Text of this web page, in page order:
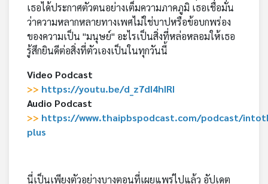
เธอได้ประกาศตัวตนอย่างเต็มความภาคภูมิ เธอเชื่อมั่น
ว่าความหลากหลายทางเพศไม่ใช่บาปหรือข้อบกพร่อง
ของความเป็น "มนุษย์" อะไรเป็นสิ่งที่หล่อหลอมให้เธอ
รู้สึกยินดีต่อสิ่งที่ตัวเองเป็นในทุกวันนี้
Video Podcast
>> https://youtu.be/d_z7dI4hIRI
Audio Podcast
>> https://www.thaipbspodcast.com/podcast/
plus
นี่เป็นเพียงตัวอย่างบางตอนที่เผยแพร่ไปแล้ว อัปเดต